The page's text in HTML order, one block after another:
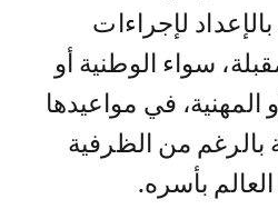
لإجراءات
سواء الوطنية أو
المهنية، في مواعيدها
بالرغم من الظرفية
بأسره.